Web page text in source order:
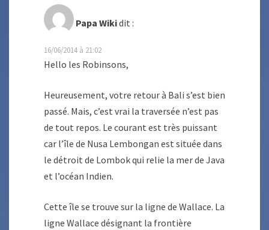
Papa Wikidit :
16/06/2014 à 21:02
Hello les Robinsons,
Heureusement, votre retour à Bali s’est bien
passé. Mais, c’est vrai la traversée n’est pas
de tout repos. Le courant est très puissant
car l’île de Nusa Lembongan est située dans
le détroit de Lombok qui relie la mer de Java
et l’océan Indien.
Cette île se trouve sur la ligne de Wallace. La
ligne Wallace désignant la frontière